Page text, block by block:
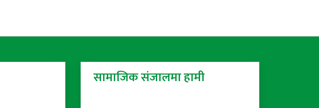
सामाजिक संजालमा हामी